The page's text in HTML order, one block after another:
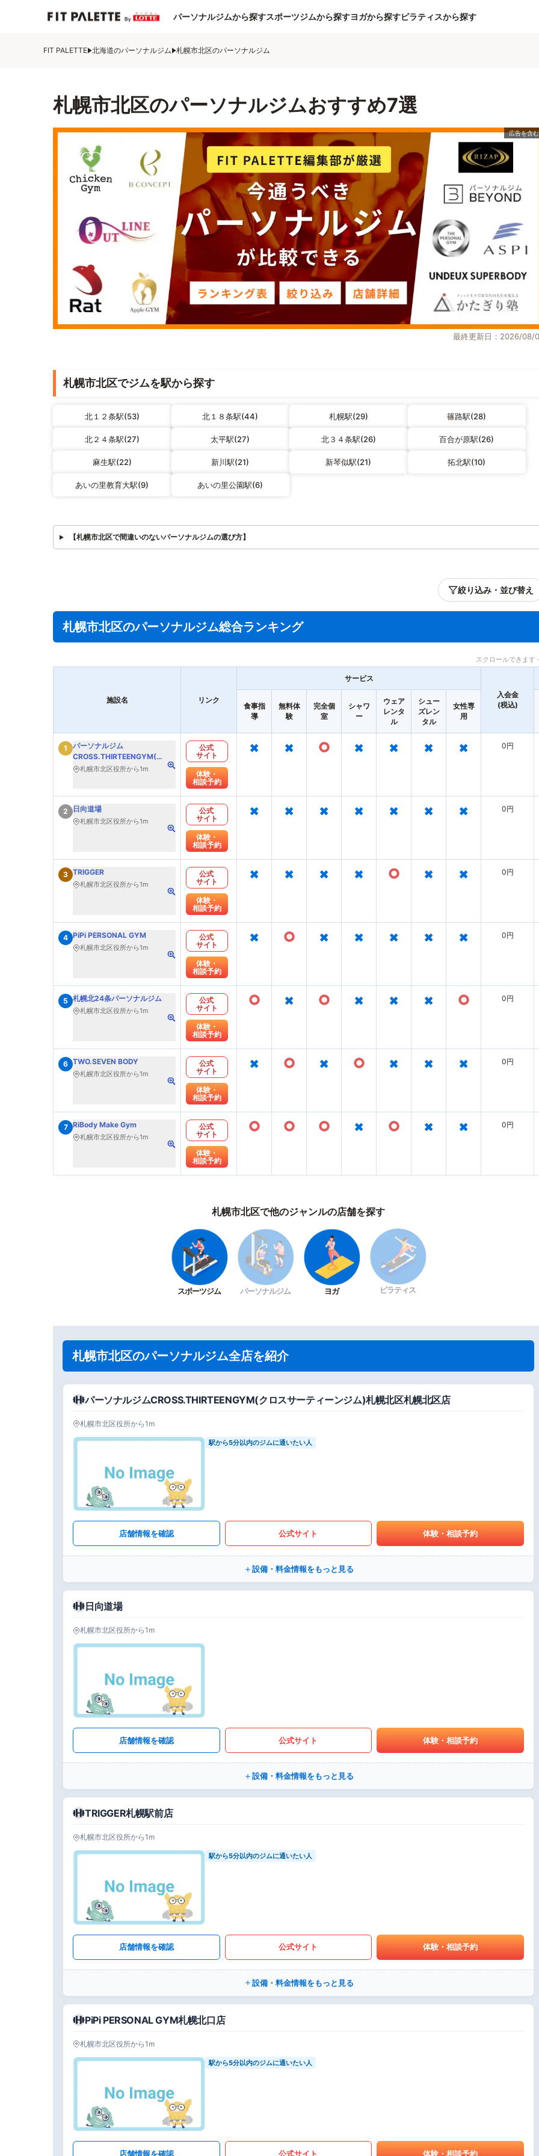
パーソナルジムから探すスポーツジムから探すヨガから探すピラティスから探す
FIT PALETTE 北海道のパーソナルジム 札幌市北区のパーソナルジム
札幌市北区のパーソナルジムおすすめ7選
最終更新日：2026/08/
札幌市北区でジムを駅から探す
北１２条駅(53) 北１８条駅(44) 札幌駅(29) 篠路駅(28)
北２４条駅(27) 太平駅(27) 北３４条駅(26) 百合が原駅(26)
麻生駅(22) 新川駅(21) 新琴似駅(21) 拓北駅(10)
あいの里教育大駅(9) あいの里公園駅(6)
【札幌市北区で間違いのないパーソナルジムの選び方】
絞り込み・並び替え
札幌市北区のパーソナルジム総合ランキング
スクロールできます
施設名 リンク
サービス
入会金
(税込)
食事指
導
無料体
験
完全個
室
シャワ
ー
ウェア
レンタ
ル
シュー
ズレン
タル
女性専
用
1
パーソナルジム
CROSS.THIRTEENGYM(ク
ロスサーティーンジム)札幌
札幌市北区役所から1m
公式
サイト
体験・
相談予約
× × ○ × × × × 0円
2 日向道場
札幌市北区役所から1m
公式
サイト
体験・
相談予約
× × × × × × × 0円
3 TRIGGER
札幌市北区役所から1m
公式
サイト
体験・
相談予約
× × × × ○ × × 0円
4 PiPi PERSONAL GYM
札幌市北区役所から1m
公式
サイト
体験・
相談予約
× ○ × × × × × 0円
5 札幌北24条パーソナルジム
札幌市北区役所から1m
公式
サイト
体験・
相談予約
○ × ○ × × × ○ 0円
6 TWO.SEVEN BODY
札幌市北区役所から1m
公式
サイト
体験・
相談予約
× ○ × ○ × × × 0円
7 RiBody Make Gym
札幌市北区役所から1m
公式
サイト
体験・
相談予約
○ ○ ○ × ○ × × 0円
札幌市北区で他のジャンルの店舗を探す
スポーツジム パーソナルジム ヨガ ピラティス
札幌市北区のパーソナルジム全店を紹介
パーソナルジムCROSS.THIRTEENGYM(クロスサーティーンジム)札幌北区札幌北区店
札幌市北区役所から1m
駅から5分以内のジムに通いたい人
店舗情報を確認 公式サイト 体験・相談予約
設備・料金情報をもっと見る
日向道場
札幌市北区役所から1m
店舗情報を確認 公式サイト 体験・相談予約
設備・料金情報をもっと見る
TRIGGER札幌駅前店
札幌市北区役所から1m
駅から5分以内のジムに通いたい人
店舗情報を確認 公式サイト 体験・相談予約
設備・料金情報をもっと見る
PiPi PERSONAL GYM札幌北口店
札幌市北区役所から1m
駅から5分以内のジムに通いたい人
店舗情報を確認 公式サイト 体験・相談予約